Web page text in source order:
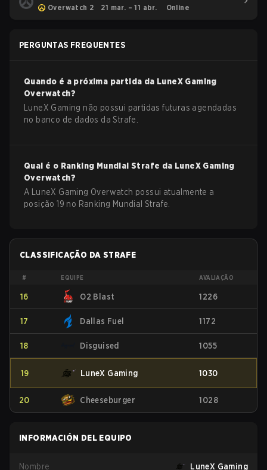
Stage 1
Overwatch 2 21 mar. – 11 abr. Online
PERGUNTAS FREQUENTES
Quando é a próxima partida da LuneX Gaming
Overwatch?
LuneX Gaming não possui partidas futuras agendadas
no banco de dados da Strafe.
Qual é o Ranking Mundial Strafe da LuneX Gaming
Overwatch?
A LuneX Gaming Overwatch possui atualmente a
posição 19 no Ranking Mundial Strafe.
CLASSIFICAÇÃO DA STRAFE
# EQUIPE AVALIAÇÃO
16 O2 Blast 1226
17 Dallas Fuel 1172
18 Disguised 1055
19 LuneX Gaming 1030
20 Cheeseburger 1028
INFORMACIÓN DEL EQUIPO
Nombre LuneX Gaming